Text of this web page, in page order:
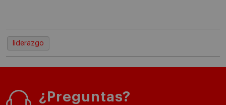
liderazgo
¿Preguntas?